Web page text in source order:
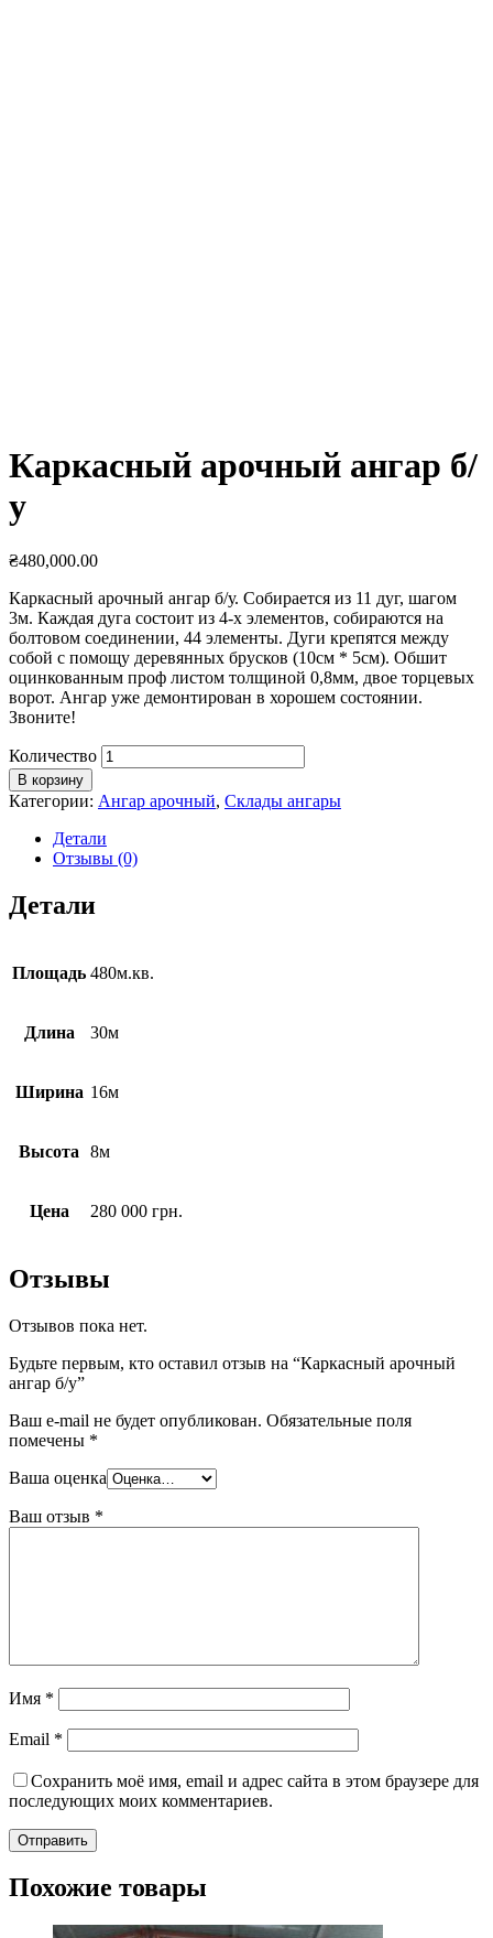
Каркасный арочный ангар б/
у
₴480,000.00
Каркасный арочный ангар б/у. Собирается из 11 дуг, шагом
3м. Каждая дуга состоит из 4-х элементов, собираются на
болтовом соединении, 44 элементы. Дуги крепятся между
собой с помощу деревянных брусков (10см * 5см). Обшит
оцинкованным проф листом толщиной 0,8мм, двое торцевых
ворот. Ангар уже демонтирован в хорошем состоянии.
Звоните!
Количество
В корзину
Категории: Ангар арочный, Склады ангары
Детали
Отзывы (0)
Детали
Площадь 480м.кв.
Длина 30м
Ширина 16м
Высота 8м
Цена 280 000 грн.
Отзывы
Отзывов пока нет.
Будьте первым, кто оставил отзыв на “Каркасный арочный
ангар б/у”
Ваш e-mail не будет опубликован. Обязательные поля
помечены *
Ваша оценка
Ваш отзыв *
Имя *
Email *
Сохранить моё имя, email и адрес сайта в этом браузере для
последующих моих комментариев.
Похожие товары